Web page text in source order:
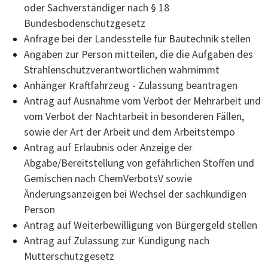
oder Sachverständiger nach § 18
Bundesbodenschutzgesetz
Anfrage bei der Landesstelle für Bautechnik stellen
Angaben zur Person mitteilen, die die Aufgaben des
Strahlenschutzverantwortlichen wahrnimmt
Anhänger Kraftfahrzeug - Zulassung beantragen
Antrag auf Ausnahme vom Verbot der Mehrarbeit und
vom Verbot der Nachtarbeit in besonderen Fällen,
sowie der Art der Arbeit und dem Arbeitstempo
Antrag auf Erlaubnis oder Anzeige der
Abgabe/Bereitstellung von gefährlichen Stoffen und
Gemischen nach ChemVerbotsV sowie
Änderungsanzeigen bei Wechsel der sachkundigen
Person
Antrag auf Weiterbewilligung von Bürgergeld stellen
Antrag auf Zulassung zur Kündigung nach
Mutterschutzgesetz